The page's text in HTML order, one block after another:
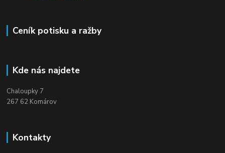
Ceník potisku a ražby
Kde nás najdete
Chaloupky 7
267 62 Komárov
Kontakty